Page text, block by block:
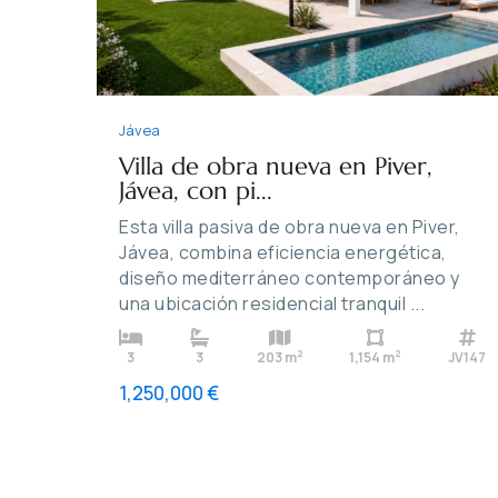
Jávea
Villa de obra nueva en Piver,
Jávea, con pi...
Esta villa pasiva de obra nueva en Piver,
Jávea, combina eficiencia energética,
diseño mediterráneo contemporáneo y
una ubicación residencial tranquil ...
3 3 203 m2 1,154 m2 JV147
1,250,000 €